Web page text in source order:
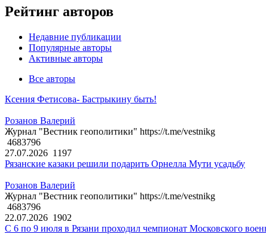
Рейтинг авторов
Недавние публикации
Популярные авторы
Активные авторы
Все авторы
Ксения Фетисова- Бастрыкину быть!
Розанов Валерий
Журнал "Вестник геополитики" https://t.me/vestnikg
4683796
27.07.2026 1197
Рязанские казаки решили подарить Орнелла Мути усадьбу
Розанов Валерий
Журнал "Вестник геополитики" https://t.me/vestnikg
4683796
22.07.2026 1902
С 6 по 9 июля в Рязани проходил чемпионат Московского